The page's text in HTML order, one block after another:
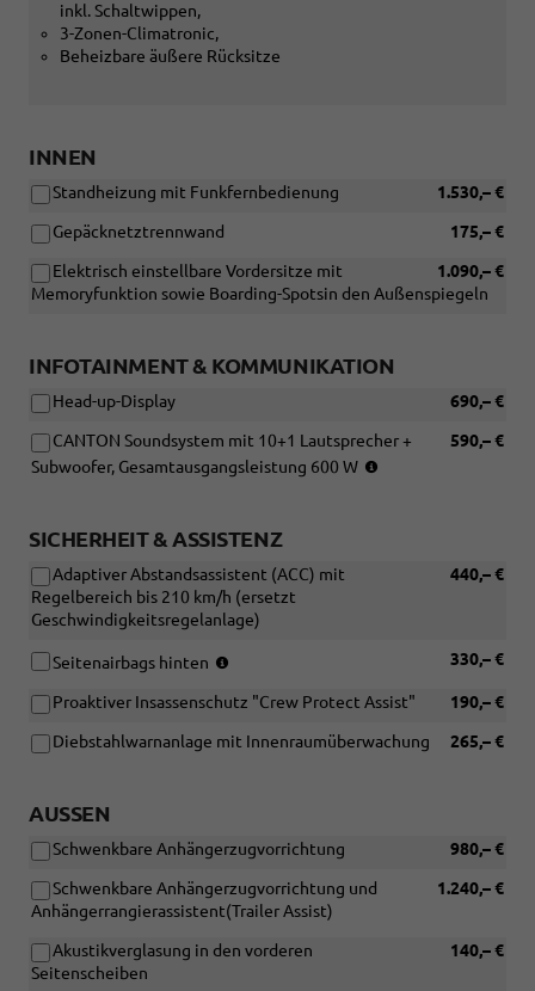
inkl. Schaltwippen,
3-Zonen-Climatronic,
Beheizbare äußere Rücksitze
INNEN
1.530,– €
Standheizung mit Funkfernbedienung
175,– €
Gepäcknetztrennwand
1.090,– €
Elektrisch einstellbare Vordersitze mit
Memoryfunktion sowie Boarding-Spotsin den Außenspiegeln
INFOTAINMENT & KOMMUNIKATION
690,– €
Head-up-Display
590,– €
CANTON Soundsystem mit 10+1 Lautsprecher +
Subwoofer, Gesamtausgangsleistung 600 W
Licht
und
Sicht-
Infotainment-
SICHERHEIT & ASSISTENZ
440,– €
Adaptiver Abstandsassistent (ACC) mit
Regelbereich bis 210 km/h (ersetzt
Geschwindigkeitsregelanlage)
330,– €
Seitenairbags hinten
Verbindung
[7W7]
Protect
Assist")
190,– €
Proaktiver Insassenschutz "Crew Protect Assist"
265,– €
Diebstahlwarnanlage mit Innenraumüberwachung
AUSSEN
980,– €
Schwenkbare Anhängerzugvorrichtung
1.240,– €
Schwenkbare Anhängerzugvorrichtung und
Anhängerrangierassistent(Trailer Assist)
140,– €
Akustikverglasung in den vorderen
Seitenscheiben